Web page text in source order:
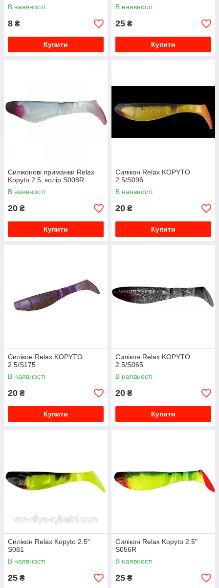
В наявності
8 ₴
Купити
В наявності
25 ₴
Купити
Силіконові приманки Relax
Kopyto 2.5, колір S008R
В наявності
20 ₴
Купити
Силікон Relax KOPYTO
2.5/S096
В наявності
20 ₴
Купити
Силікон Relax KOPYTO
2.5/S175
В наявності
20 ₴
Купити
Силікон Relax KOPYTO
2.5/S065
В наявності
20 ₴
Купити
Силікон Relax Kopyto 2.5"
S081
В наявності
25 ₴
Силікон Relax Kopyto 2.5"
S056R
В наявності
25 ₴